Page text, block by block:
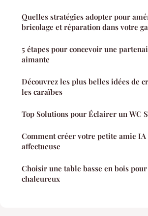
Quelles stratégies adopter pour
bricolage et réparation dans votre
5 étapes pour concevoir une
aimante
Découvrez les plus belles idées de
les caraïbes
Top Solutions pour Éclairer un WC
Comment créer votre petite amie
affectueuse
Choisir une table basse en bois
chaleureux